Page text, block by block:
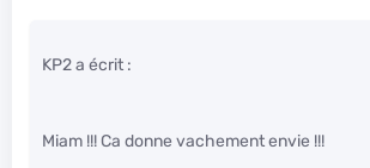
KP2 a écrit :
Miam !!! Ca donne vachement envie !!!